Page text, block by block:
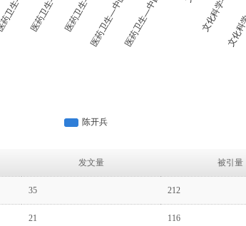
发文量 被引量
35 212
21 116